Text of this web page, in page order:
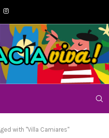
with "Villa Camiares"